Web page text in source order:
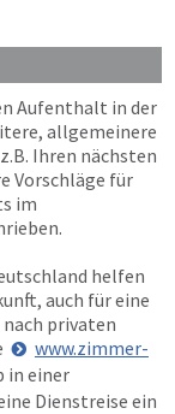
Aufenthalt in der
allgemeinere
Ihren nächsten
Vorschläge für
im
helfen
auch für eine
nach privaten
www.zimmer-
in einer
Dienstreise ein